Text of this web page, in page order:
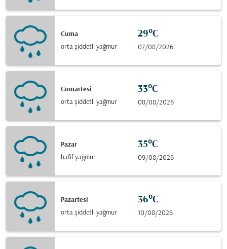
Cuma
orta şiddetli yağmur
29°C
07/08/2026
Cumartesi
orta şiddetli yağmur
33°C
08/08/2026
Pazar
hafif yağmur
35°C
09/08/2026
Pazartesi
orta şiddetli yağmur
36°C
10/08/2026